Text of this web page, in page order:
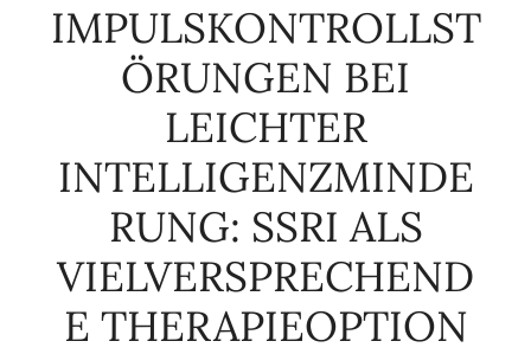
IMPULSKONTROLLST
ÖRUNGEN BEI
LEICHTER
INTELLIGENZMINDE
RUNG: SSRI ALS
VIELVERSPRECHEND
E THERAPIEOPTION